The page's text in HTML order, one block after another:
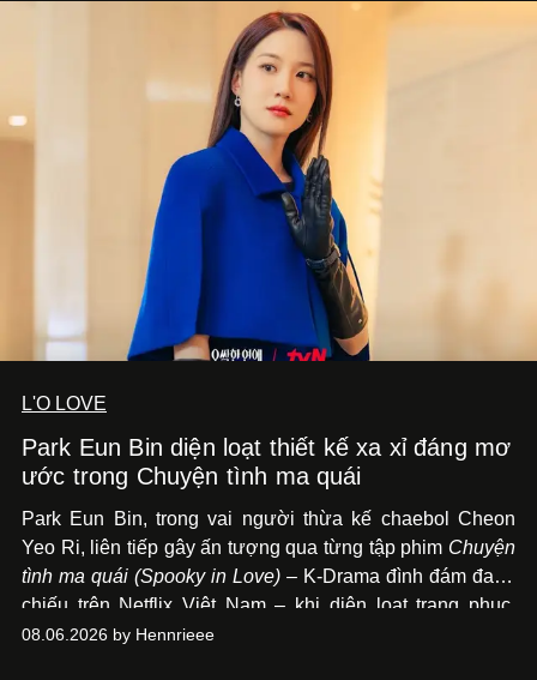
L'O LOVE
Park Eun Bin diện loạt thiết kế xa xỉ đáng mơ
ước trong Chuyện tình ma quái
Park Eun Bin, trong vai người thừa kế chaebol Cheon
Yeo Ri, liên tiếp gây ấn tượng qua từng tập phim Chuyện
tình ma quái (Spooky in Love) – K-Drama đình đám đang
chiếu trên Netflix Việt Nam – khi diện loạt trang phục,
đồng hồ & trang sức xa xỉ tương xứng với địa vị trên màn
08.06.2026 by Hennrieee